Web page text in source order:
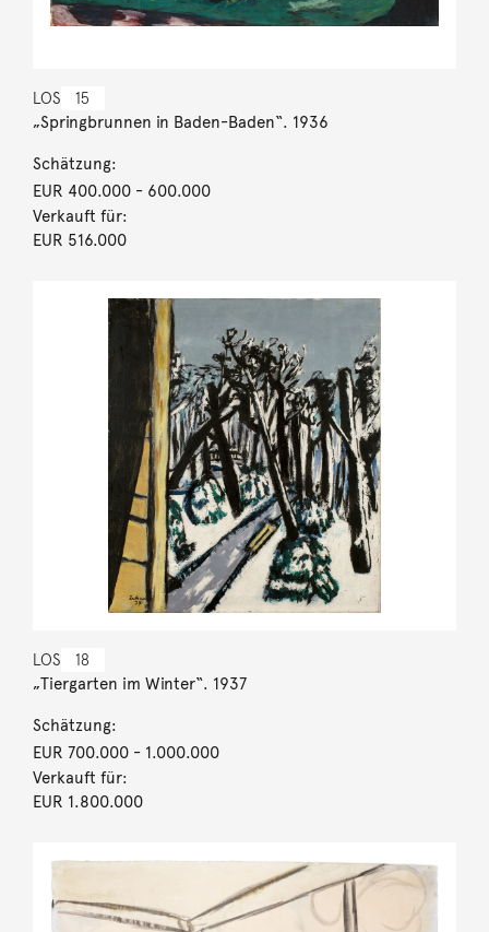
LOS 15
„Springbrunnen in Baden-Baden“. 1936
Schätzung:
EUR 400.000- 600.000
Verkauft für:
EUR 516.000
LOS 18
„Tiergarten im Winter“. 1937
Schätzung:
EUR 700.000- 1.000.000
Verkauft für:
EUR 1.800.000